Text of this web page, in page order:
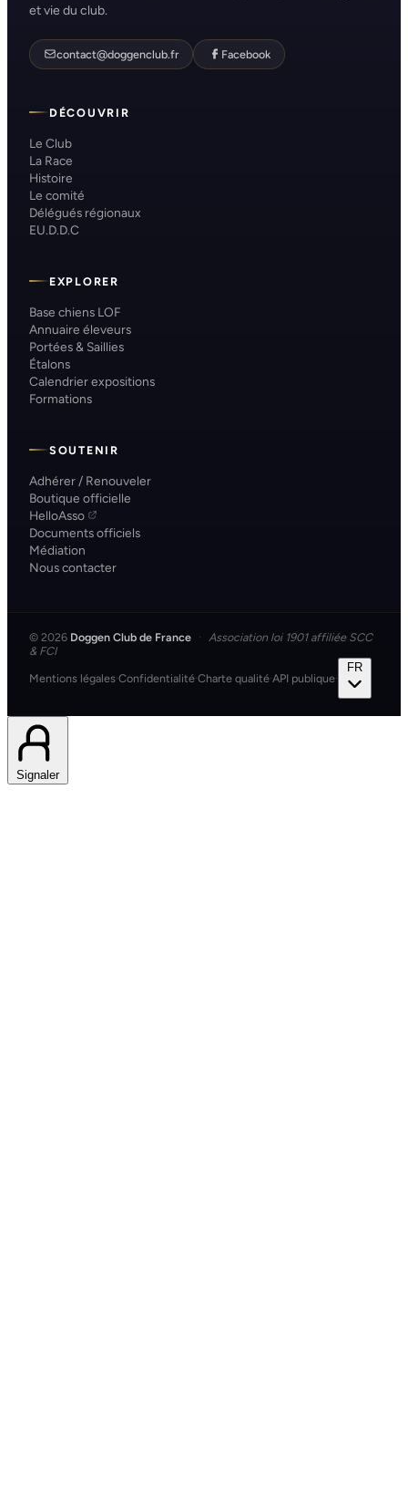
et vie du club.
contact@doggenclub.fr Facebook
DÉCOUVRIR
Le Club
La Race
Histoire
Le comité
Délégués régionaux
EU.D.D.C
EXPLORER
Base chiens LOF
Annuaire éleveurs
Portées & Saillies
Étalons
Calendrier expositions
Formations
SOUTENIR
Adhérer / Renouveler
Boutique officielle
HelloAsso
Documents officiels
Médiation
Nous contacter
© 2026 Doggen Club de France ·
Association loi 1901 affiliée SCC
& FCI
Mentions légales·Confidentialité·Charte qualité·API publique·
FR
Signaler